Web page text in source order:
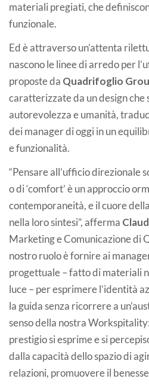
materiali pregiati, che
funzionale.
Ed è attraverso un’attenta
nascono le linee di arredo per
proposte da Quadrifoglio
caratterizzate da un design che
autorevolezza e umanità,
dei manager di oggi in un
e funzionalità.
“Pensare all’ufficio direzionale
o di ‘comfort’ è un approccio
contemporaneità, e il cuore
nella loro sintesi”, afferma
Marketing e Comunicazione di
nostro ruolo è fornire ai
progettuale – fatto di materiali
luce – per esprimere l’identità
la guida senza ricorrere a
senso della nostra
prestigio si esprime e si
dalla capacità dello spazio di
relazioni, promuovere il